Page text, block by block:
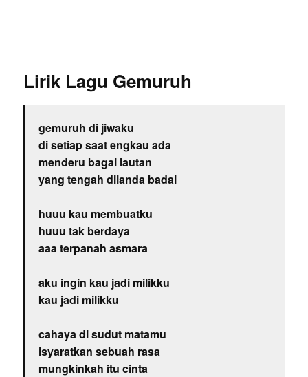
Lirik Lagu Gemuruh
gemuruh di jiwaku
di setiap saat engkau ada
menderu bagai lautan
yang tengah dilanda badai
huuu kau membuatku
huuu tak berdaya
aaa terpanah asmara
aku ingin kau jadi milikku
kau jadi milikku
cahaya di sudut matamu
isyaratkan sebuah rasa
mungkinkah itu cinta